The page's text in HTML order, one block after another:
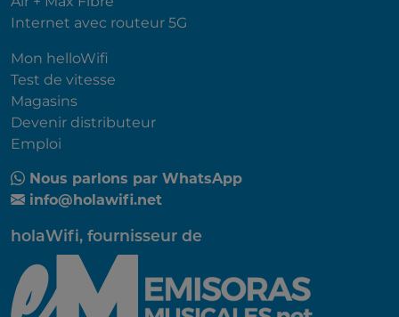
Internet avec routeur 5G
Mon helloWifi
Test de vitesse
Magasins
Devenir distributeur
Emploi
Nous parlons par WhatsApp
info@holawifi.net
holaWifi, fournisseur de